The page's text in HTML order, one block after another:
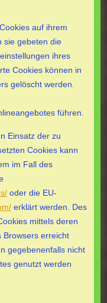
auf ihrem
sie gebeten die
ihres
Cookies können in
gelöscht werden.
führen.
Einsatz der zu
Cookies kann
im Fall des
oder die EU-
erklärt werden. Des
mittels deren
Browsers erreicht
gegebenenfalls nicht
genutzt werden